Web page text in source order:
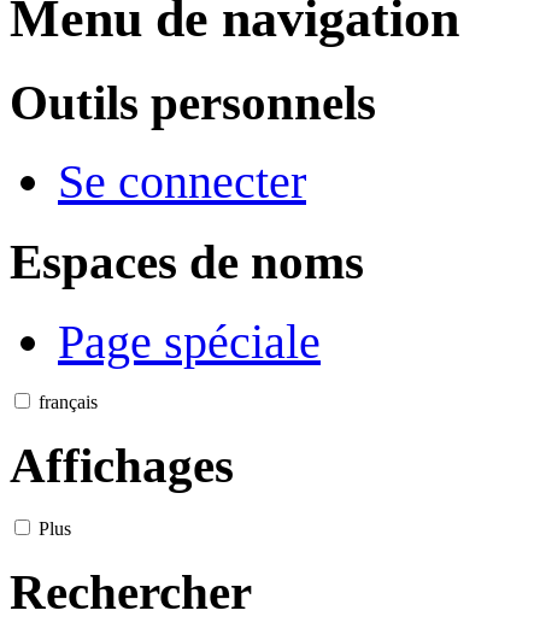
Menu de navigation
Outils personnels
Se connecter
Espaces de noms
Page spéciale
français
Affichages
Plus
Rechercher